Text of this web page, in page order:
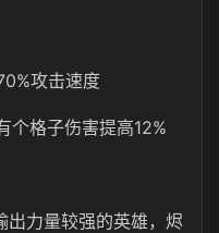
攻击速度
个格子伤害提高12%
出力量较强的英雄，烬